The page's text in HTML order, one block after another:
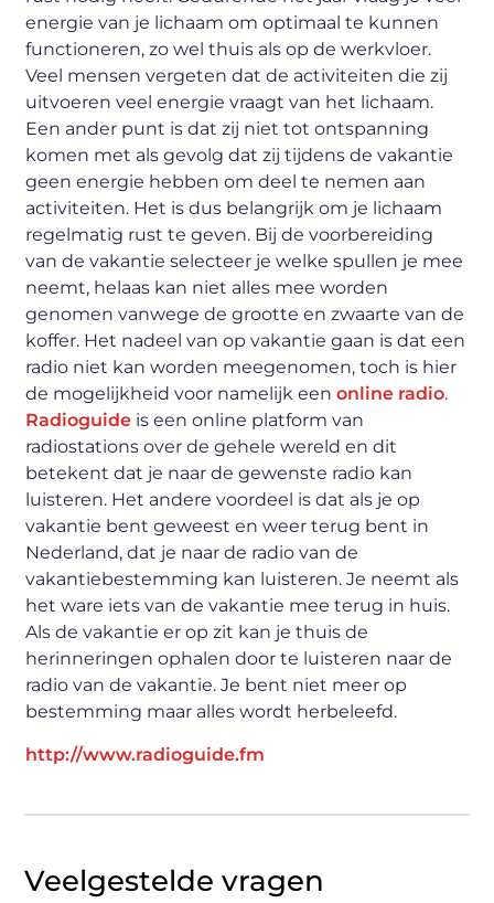
energie van je lichaam om optimaal te kunnen
functioneren, zo wel thuis als op de werkvloer.
Veel mensen vergeten dat de activiteiten die zij
uitvoeren veel energie vraagt van het lichaam.
Een ander punt is dat zij niet tot ontspanning
komen met als gevolg dat zij tijdens de vakantie
geen energie hebben om deel te nemen aan
activiteiten. Het is dus belangrijk om je lichaam
regelmatig rust te geven. Bij de voorbereiding
van de vakantie selecteer je welke spullen je mee
neemt, helaas kan niet alles mee worden
genomen vanwege de grootte en zwaarte van de
koffer. Het nadeel van op vakantie gaan is dat een
radio niet kan worden meegenomen, toch is hier
de mogelijkheid voor namelijk eenonline radio.
Radioguide is een online platform van
radiostations over de gehele wereld en dit
betekent dat je naar de gewenste radio kan
luisteren. Het andere voordeel is dat als je op
vakantie bent geweest en weer terug bent in
Nederland, dat je naar de radio van de
vakantiebestemming kan luisteren. Je neemt als
het ware iets van de vakantie mee terug in huis.
Als de vakantie er op zit kan je thuis de
herinneringen ophalen door te luisteren naar de
radio van de vakantie. Je bent niet meer op
bestemming maar alles wordt herbeleefd.
http://www.radioguide.fm
Veelgestelde vragen